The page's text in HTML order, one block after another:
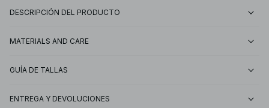
DESCRIPCIÓN DEL PRODUCTO
MATERIALS AND CARE
GUÍA DE TALLAS
ENTREGA Y DEVOLUCIONES